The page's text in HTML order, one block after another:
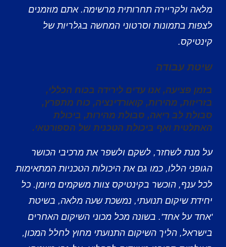
מלאה ולקריירה תחרותית מרשימה. אתם מוזמנים
לצפות בתמונות וסרטוני המחשה בגלריות של
קינטיקס.
שיטת עבודה
בזמן פציעה, אנו עדים לירידה בכוח הכללי,
בזריזות, מהירות, קואורדינציה, כוח מתפרץ,
סבולת לב ריאה, סבולת מהירות, ביכולת
האתלטית ואף ביכולת הטכנית של הספורטאי.
על מנת לשחזר, לשקם ולשפר את מרכיבי הכושר
הגופני הללו, כמו גם את היכולות הטכניות המתאימות
לכל ענף, הוכשר בקינטיקס צוות משקמים מיומן. כל
יחידת שיקום תנועתי, נמשכת שעה מלאה, בשיטת
'אחד על אחד'. בשונה מכל מכוני השיקום האחרים
בישראל, הליך השיקום התנועתי מחוץ לחלל המכון,